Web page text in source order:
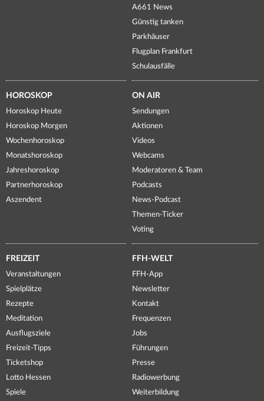
A661 News
Günstig tanken
Parkhäuser
Flugplan Frankfurt
Schulausfälle
HOROSKOP
Horoskop Heute
Horoskop Morgen
Wochenhoroskop
Monatshoroskop
Jahreshoroskop
Partnerhoroskop
Aszendent
ON AIR
Sendungen
Aktionen
Videos
Webcams
Moderatoren & Team
Podcasts
News-Podcast
Themen-Ticker
Voting
FREIZEIT
Veranstaltungen
Spielplätze
Rezepte
Meditation
Ausflugsziele
Freizeit-Tipps
Ticketshop
Lotto Hessen
Spiele
FFH-WELT
FFH-App
Newsletter
Kontakt
Frequenzen
Jobs
Führungen
Presse
Radiowerbung
Weiterbildung